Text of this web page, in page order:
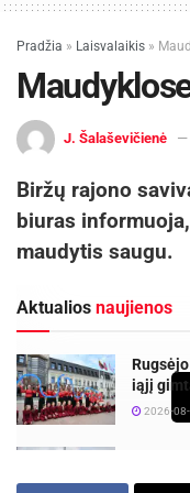
Pradžia » Laisvalaikis »
J. Šalaševičienė
Biržų rajono
biuras
maudytis saugu.
Aktualios naujienos
iąjį
2026-